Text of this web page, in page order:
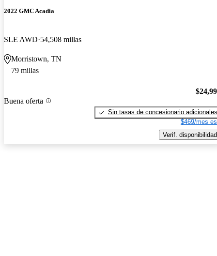
2022 GMC Acadia
SLE AWD 54,508 millas
Morristown, TN
79 millas
Buena oferta
Sin tasas de concesionario adicionales
$469/mes
Verif. disponibilidad